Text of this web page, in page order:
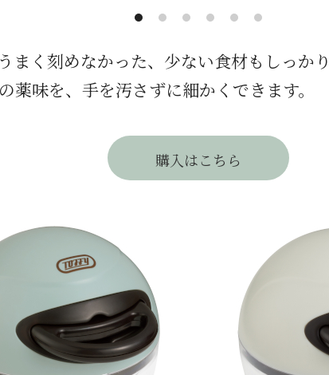
まく刻めなかった、少ない食材もしっか
薬味を、手を汚さずに細かくできます。
購入はこちら